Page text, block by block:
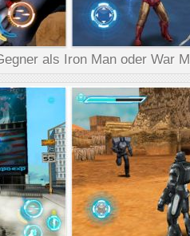
als Iron Man oder War